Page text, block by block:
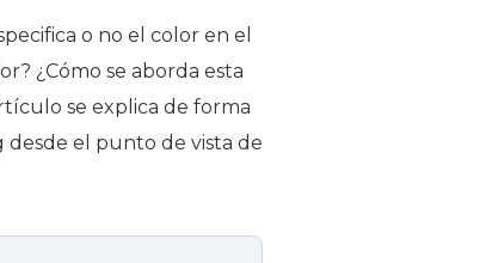
o no el color en el
¿Cómo se aborda esta
se explica de forma
desde el punto de vista de